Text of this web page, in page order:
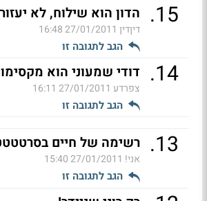
15
. הדון הוא שילוח, לא
דיןדין 27/01/2011 16:48
הגב לתגובה זו
14
. דודי שמעוני הוא
צפרדע 27/01/2011 16:11
הגב לתגובה זו
13
. רשימה של חיים
אני! 27/01/2011 15:40
הגב לתגובה זו